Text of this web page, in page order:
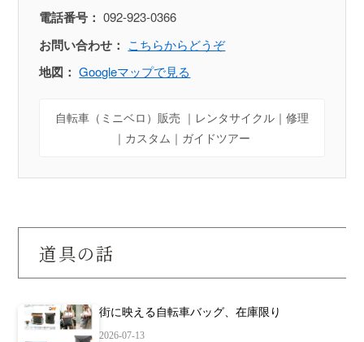
電話番号： 092-923-0366
お問い合わせ： こちらからどうぞ
地図： Googleマップで見る
自転車（ミニベロ）販売 ｜レンタサイクル｜修理
｜カスタム｜ガイドツアー
道具の話
街に映える自転車バッグ、在庫限り
2026-07-13